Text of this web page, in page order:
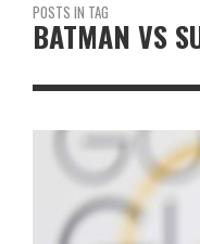
POSTS IN TAG
BATMAN VS